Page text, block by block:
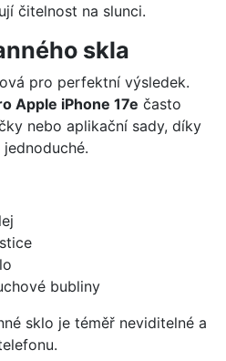
čitelnost na slunci.
skla
pro perfektní výsledek.
Apple iPhone 17e často
nebo aplikační sady, díky
bubliny
sklo je téměř neviditelné a